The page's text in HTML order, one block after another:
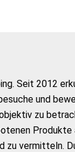
Seit 2012
und
zu
Produkte
zu vermitteln.